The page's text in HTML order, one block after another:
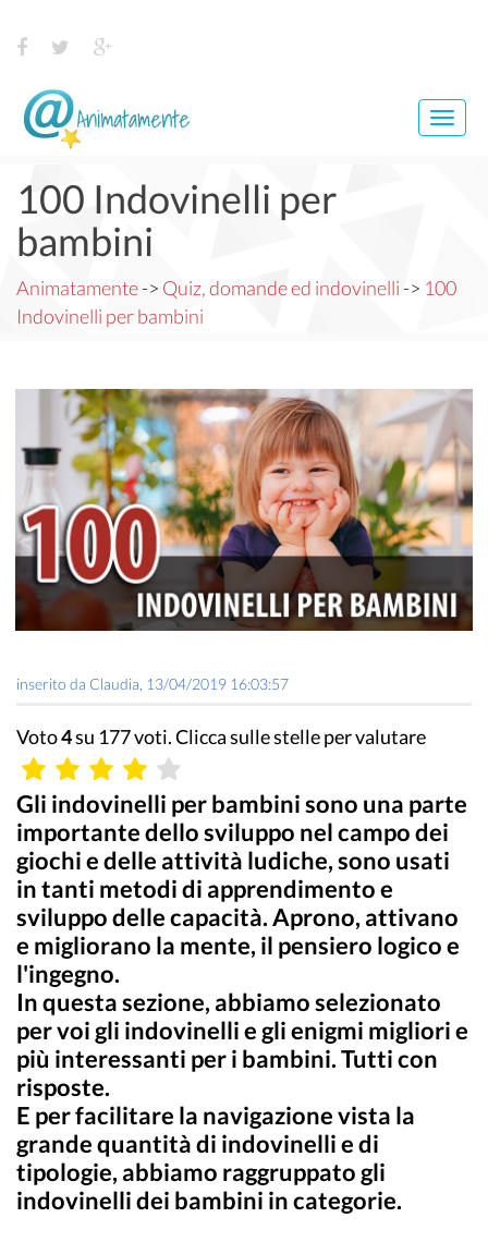
100 Indovinelli per
bambini
Animatamente-> Quiz, domande ed indovinelli -> 100
Indovinelli per bambini
inserito da Claudia 13/04/2019 16:03:57
Voto4su 177 voti. Clicca sulle stelle per valutare
Gli indovinelli per bambini sono una parte
importante dello sviluppo nel campo dei
giochi e delle attività ludiche, sono usati
in tanti metodi di apprendimento e
sviluppo delle capacità. Aprono, attivano
e migliorano la mente, il pensiero logico e
l'ingegno.
In questa sezione, abbiamo selezionato
per voi gli indovinelli e gli enigmi migliori e
più interessanti per i bambini. Tutti con
risposte.
E per facilitare la navigazione vista la
grande quantità di indovinelli e di
tipologie, abbiamo raggruppato gli
indovinelli dei bambini in categorie.